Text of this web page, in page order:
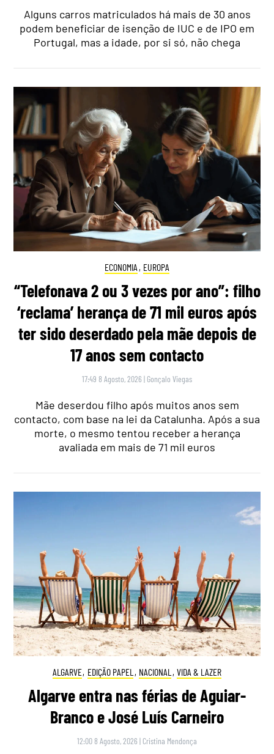
Alguns carros matriculados há mais de 30 anos
podem beneficiar de isenção de IUC e de IPO em
Portugal, mas a idade, por si só, não chega
ECONOMIA , EUROPA
“Telefonava 2 ou 3 vezes por ano”: filho
‘reclama’ herança de 71 mil euros após
ter sido deserdado pela mãe depois de
17 anos sem contacto
17:49 8 Agosto, 2026 | Gonçalo Viegas
Mãe deserdou filho após muitos anos sem
contacto, com base na lei da Catalunha. Após a sua
morte, o mesmo tentou receber a herança
avaliada em mais de 71 mil euros
ALGARVE, EDIÇÃO PAPEL , NACIONAL , VIDA & LAZER
Algarve entra nas férias de Aguiar-
Branco e José Luís Carneiro
12:00 8 Agosto, 2026 | Cristina Mendonça